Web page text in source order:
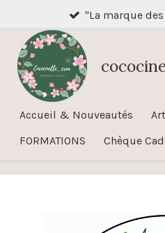
"La marque
Accueil & Nouveautés
FORMATIONS
Chèque